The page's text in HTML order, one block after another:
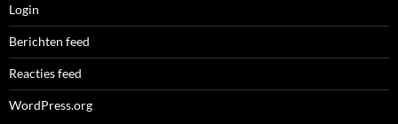
Login
Berichten feed
Reacties feed
WordPress.org